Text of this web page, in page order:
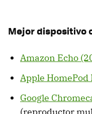
Mejor dispositivo
Amazon Echo
Apple HomePod
Google
(reproductor